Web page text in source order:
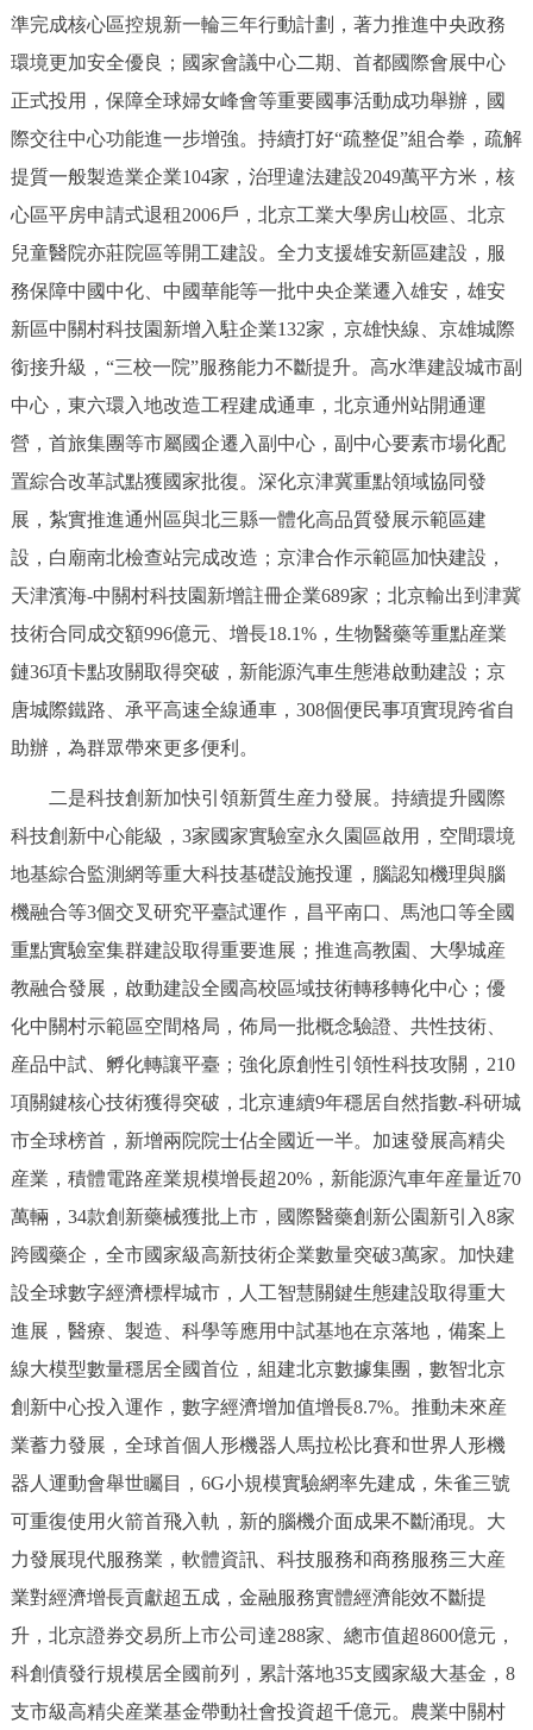
準完成核心區控規新一輪三年行動計劃，著力推進中央政務
環境更加安全優良；國家會議中心二期、首都國際會展中心
正式投用，保障全球婦女峰會等重要國事活動成功舉辦，國
際交往中心功能進一步增強。持續打好“疏整促”組合拳，疏解
提質一般製造業企業104家，治理違法建設2049萬平方米，核
心區平房申請式退租2006戶，北京工業大學房山校區、北京
兒童醫院亦莊院區等開工建設。全力支援雄安新區建設，服
務保障中國中化、中國華能等一批中央企業遷入雄安，雄安
新區中關村科技園新增入駐企業132家，京雄快線、京雄城際
銜接升級，“三校一院”服務能力不斷提升。高水準建設城市副
中心，東六環入地改造工程建成通車，北京通州站開通運
營，首旅集團等市屬國企遷入副中心，副中心要素市場化配
置綜合改革試點獲國家批復。深化京津冀重點領域協同發
展，紮實推進通州區與北三縣一體化高品質發展示範區建
設，白廟南北檢查站完成改造；京津合作示範區加快建設，
天津濱海-中關村科技園新增註冊企業689家；北京輸出到津冀
技術合同成交額996億元、增長18.1%，生物醫藥等重點産業
鏈36項卡點攻關取得突破，新能源汽車生態港啟動建設；京
唐城際鐵路、承平高速全線通車，308個便民事項實現跨省自
助辦，為群眾帶來更多便利。
二是科技創新加快引領新質生産力發展。持續提升國際
科技創新中心能級，3家國家實驗室永久園區啟用，空間環境
地基綜合監測網等重大科技基礎設施投運，腦認知機理與腦
機融合等3個交叉研究平臺試運作，昌平南口、馬池口等全國
重點實驗室集群建設取得重要進展；推進高教園、大學城産
教融合發展，啟動建設全國高校區域技術轉移轉化中心；優
化中關村示範區空間格局，佈局一批概念驗證、共性技術、
産品中試、孵化轉讓平臺；強化原創性引領性科技攻關，210
項關鍵核心技術獲得突破，北京連續9年穩居自然指數-科研城
市全球榜首，新增兩院院士佔全國近一半。加速發展高精尖
産業，積體電路産業規模增長超20%，新能源汽車年産量近70
萬輛，34款創新藥械獲批上市，國際醫藥創新公園新引入8家
跨國藥企，全市國家級高新技術企業數量突破3萬家。加快建
設全球數字經濟標桿城市，人工智慧關鍵生態建設取得重大
進展，醫療、製造、科學等應用中試基地在京落地，備案上
線大模型數量穩居全國首位，組建北京數據集團，數智北京
創新中心投入運作，數字經濟增加值增長8.7%。推動未來産
業蓄力發展，全球首個人形機器人馬拉松比賽和世界人形機
器人運動會舉世矚目，6G小規模實驗網率先建成，朱雀三號
可重復使用火箭首飛入軌，新的腦機介面成果不斷涌現。大
力發展現代服務業，軟體資訊、科技服務和商務服務三大産
業對經濟增長貢獻超五成，金融服務實體經濟能效不斷提
升，北京證券交易所上市公司達288家、總市值超8600億元，
科創債發行規模居全國前列，累計落地35支國家級大基金，8
支市級高精尖産業基金帶動社會投資超千億元。農業中關村